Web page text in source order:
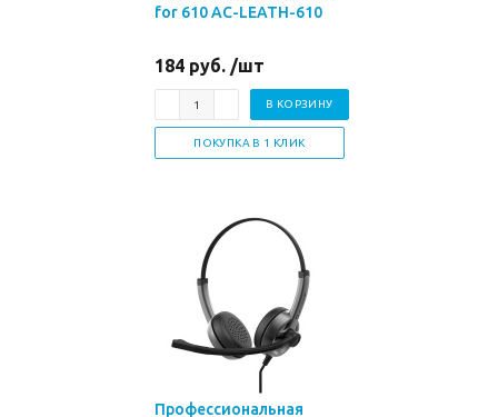
for 610 AC-LEATH-610
184 руб. /шт
В КОРЗИНУ
ПОКУПКА В 1 КЛИК
Профессиональная